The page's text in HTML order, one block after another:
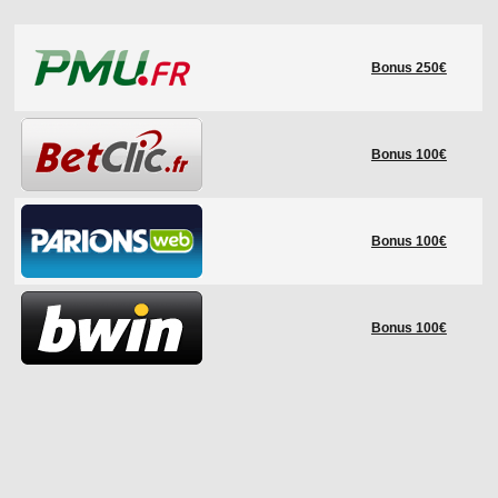
LES STADES
HISTORIQUE
COUPE DES CONFÉDÉRATIONS
Bonus 250€
Bonus 100€
Bonus 100€
Bonus 100€